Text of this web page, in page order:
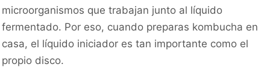
microorganismos que trabajan junto al líquido
fermentado. Por eso, cuando preparas kombucha en
casa, el líquido iniciador es tan importante como el
propio disco.